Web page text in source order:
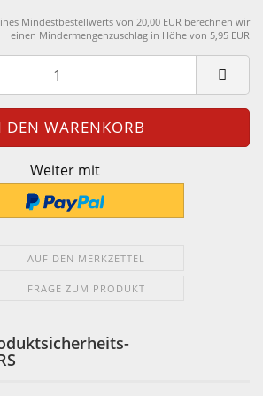
Mindestbestellwerts von 20,00 EUR berechnen wir
einen Mindermengenzuschlag in Höhe von 5,95 EUR
Weiter mit
AUF DEN MERKZETTEL
FRAGE ZUM PRODUKT